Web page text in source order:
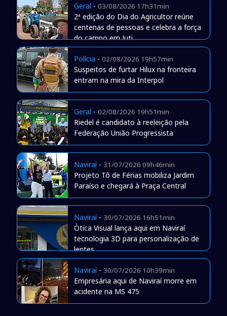
Geral - 03/08/2026 17h31min
2ª edição do Dia do Agricultor reúne
centenas de pessoas e celebra a força
do campo em Juti
Polícia - 02/08/2026 19h57min
Suspeitos de furtar Hilux na fronteira
entram na mira da Interpol
Geral - 02/08/2026 19h51min
Riedel é candidato à reeleição pela
Federação União Progressista
Naviraí- 31/07/2026 09h46min
Projeto Tô de Férias mobiliza Jardim
Paraíso e chegará à Praça Central
Naviraí- 30/07/2026 16h51min
Òtica Visual lança aqui em Naviraí
tecnologia 3D para personalização de
lentes
Naviraí- 30/07/2026 10h39min
Empresária aqui de Naviraí morre em
acidente na MS 475